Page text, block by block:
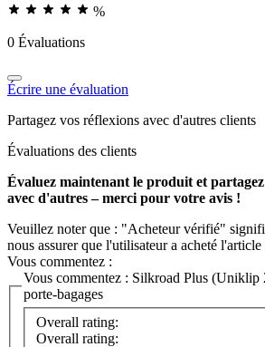
%
0 Évaluations
Écrire une évaluation
Partagez vos réflexions avec d'autres clients
Évaluations des clients
Évaluez maintenant le produit et
avec d'autres – merci pour votre avis !
Veuillez noter que : "Acheteur vérifié"
nous assurer que l'utilisateur a acheté
Vous commentez :
Vous commentez : Silkroad Plus (Uniklip
porte-bagages
Overall rating:
Overall rating: